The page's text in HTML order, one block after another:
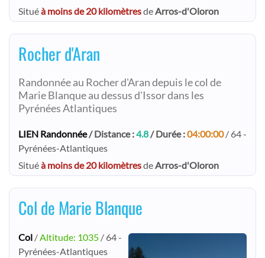
Situéà moins de 20 kilomètresdeArros-d'Oloron
Rocher d'Aran
Randonnée au Rocher d'Aran depuis le col de
Marie Blanque au dessus d'Issor dans les
Pyrénées Atlantiques
LIEN Randonnée/ Distance :4.8/ Durée :04:00:00/ 64 -
Pyrénées-Atlantiques
Situéà moins de 20 kilomètresdeArros-d'Oloron
Col de Marie Blanque
Col /Altitude: 1035 / 64 -
Pyrénées-Atlantiques